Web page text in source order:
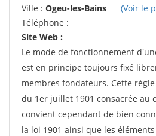
Ville : Ogeu-les-Bains
(Voir le
Téléphone :
Site Web :
Le mode de fonctionnement
est en principe toujours fixé
membres fondateurs. Cette
du 1er juillet 1901 consacrée au
convient cependant de bien
la loi 1901 ainsi que les